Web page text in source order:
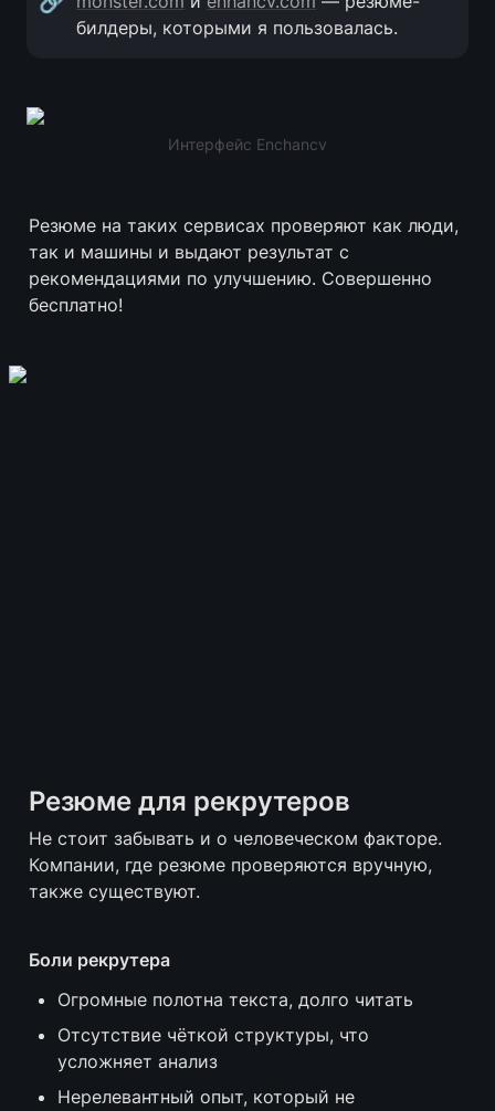
билдеры, которыми я пользовалась.
Интерфейс Enchancv
Резюме на таких сервисах проверяют как люди,
так и машины и выдают результат с
рекомендациями по улучшению. Совершенно
бесплатно!
Резюме для рекрутеров
Не стоит забывать и о человеческом факторе.
Компании, где резюме проверяются вручную,
также существуют.
Боли рекрутера
Огромные полотна текста, долго читать
Отсутствие чёткой структуры, что
усложняет анализ
Нерелевантный опыт, который не